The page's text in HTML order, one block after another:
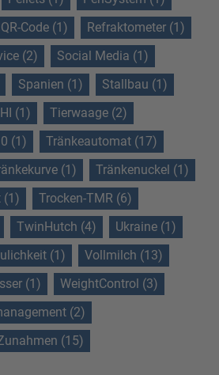
QR-Code (1)
Refraktometer (1)
(2)
Social Media (1)
Spanien (1)
Stallbau (1)
(1)
Tierwaage (2)
(1)
Tränkeautomat (17)
(1)
Tränkenuckel (1)
(1)
Trocken-TMR (6)
TwinHutch (4)
Ukraine (1)
(1)
Vollmilch (13)
(1)
WeightControl (3)
(2)
(15)